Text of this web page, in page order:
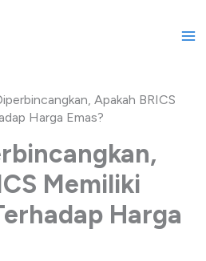
Apakah BRICS
Harga Emas?
Memiliki
Harga